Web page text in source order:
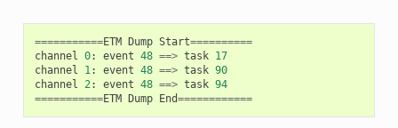
===========ETM Dump Start==========
channel 0: event 48 ==> task 17
channel
1: event 48 ==> task 90
channel 2: event 48 ==> task 94
===========ETM Dump End============